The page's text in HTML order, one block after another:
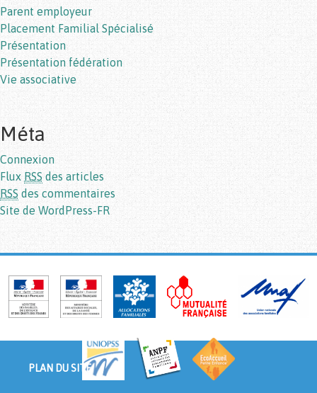
Parent employeur
Placement Familial Spécialisé
Présentation
Présentation fédération
Vie associative
Méta
Connexion
Flux RSS des articles
RSS des commentaires
Site de WordPress-FR
PLAN DU SITE